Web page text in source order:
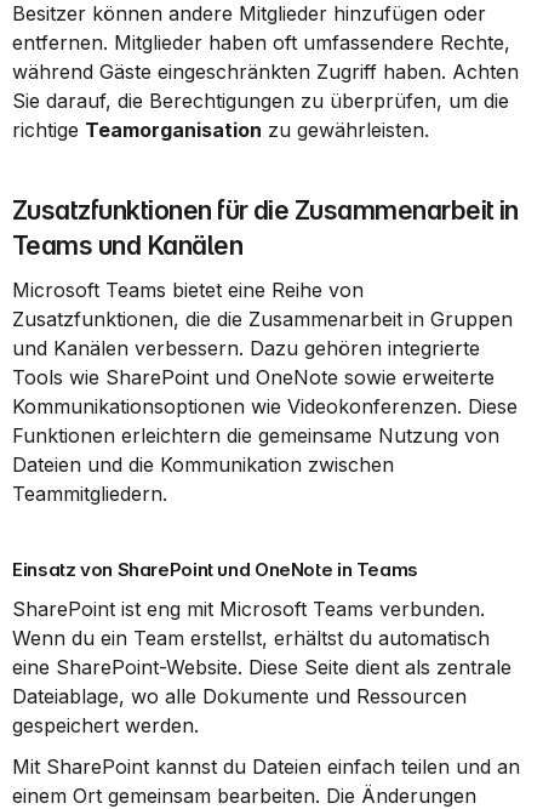
Besitzer können andere Mitglieder hinzufügen oder
entfernen. Mitglieder haben oft umfassendere Rechte,
während Gäste eingeschränkten Zugriff haben. Achten
Sie darauf, die Berechtigungen zu überprüfen, um die
richtige Teamorganisation zu gewährleisten.
Zusatzfunktionen für die Zusammenarbeit in
Teams und Kanälen
Microsoft Teams bietet eine Reihe von
Zusatzfunktionen, die die Zusammenarbeit in Gruppen
und Kanälen verbessern. Dazu gehören integrierte
Tools wie SharePoint und OneNote sowie erweiterte
Kommunikationsoptionen wie Videokonferenzen. Diese
Funktionen erleichtern die gemeinsame Nutzung von
Dateien und die Kommunikation zwischen
Teammitgliedern.
Einsatz von SharePoint und OneNote in Teams
SharePoint ist eng mit Microsoft Teams verbunden.
Wenn du ein Team erstellst, erhältst du automatisch
eine SharePoint-Website. Diese Seite dient als zentrale
Dateiablage, wo alle Dokumente und Ressourcen
gespeichert werden.
Mit SharePoint kannst du Dateien einfach teilen und an
einem Ort gemeinsam bearbeiten. Die Änderungen